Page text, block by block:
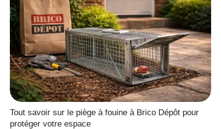
Tout savoir sur le piège à fouine à Brico Dépôt pour
protéger votre espace